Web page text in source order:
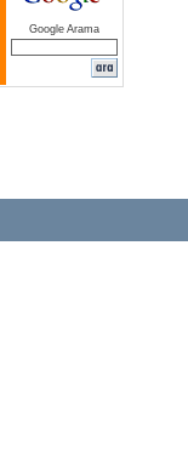
Google Arama